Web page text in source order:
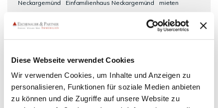
Diese Webseite verwendet Cookies
Wir verwenden Cookies, um Inhalte und Anzeigen zu
personalisieren, Funktionen für soziale Medien anbieten
zu können und die Zugriffe auf unsere Website zu
Neckargemünd Einfamilienhaus Neckargemünd
mieten
Neckargemünd
Wohnung suche Neckargemünd
Reihenhaus
Neckargemünd
Haus Neckargemünd
kaufen Neckargemünd